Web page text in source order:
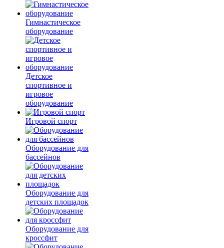
Гимнастическое
оборудование
Детское
спортивное и
игровое
оборудование
Игровой спорт
Оборудование для
бассейнов
Оборудование для
детских площадок
Оборудование для
кроссфит